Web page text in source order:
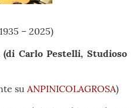
– 2025)
Carlo Pestelli, Studioso
suANPINICOLAGROSA)